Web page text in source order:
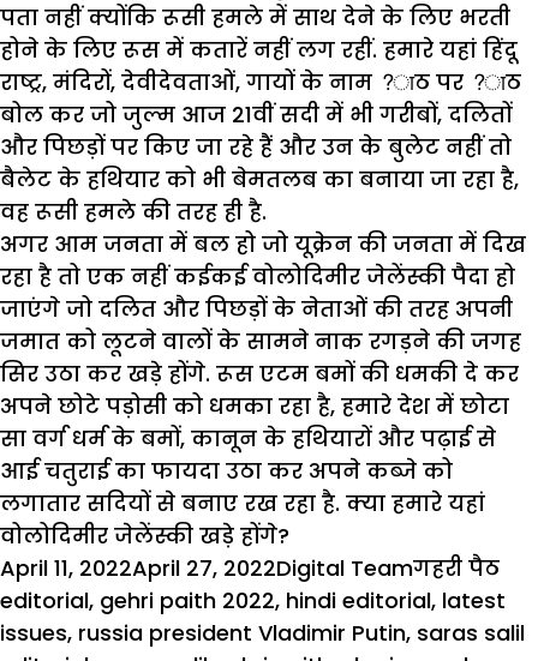
पता नहीं क्योंकि रूसी हमले में साथ देने के लिए भरती
होने के लिए रूस में कतारें नहीं लग रहीं. हमारे यहां हिंदू
राष्ट्र, मंदिरों, देवीदेवताओं, गायों के नाम ?ाठ पर ?ाठ
बोल कर जो जुल्म आज 21वीं सदी में भी गरीबों, दलितों
और पिछड़ों पर किए जा रहे हैं और उन के बुलेट नहीं तो
बैलेट के हथियार को भी बेमतलब का बनाया जा रहा है,
वह रूसी हमले की तरह ही है.
अगर आम जनता में बल हो जो यूक्रेन की जनता में दिख
रहा है तो एक नहीं कईकई वोलोदिमीर जेलेंस्की पैदा हो
जाएंगे जो दलित और पिछड़ों के नेताओं की तरह अपनी
जमात को लूटने वालों के सामने नाक रगड़ने की जगह
सिर उठा कर खड़े होंगे. रूस एटम बमों की धमकी दे कर
अपने छोटे पड़ोसी को धमका रहा है, हमारे देश में छोटा
सा वर्ग धर्म के बमों, कानून के हथियारों और पढ़ाई से
आई चतुराई का फायदा उठा कर अपने कब्जे को
लगातार सदियों से बनाए रख रहा है. क्या हमारे यहां
वोलोदिमीर जेलेंस्की खड़े होंगे?
Posted
on
April 11, 2022April 27, 2022Author
Digital TeamCategories
गहरी पैठ
editorial, gehri paith 2022, hindi editorial, latest
issues, russia president Vladimir Putin, saras salil